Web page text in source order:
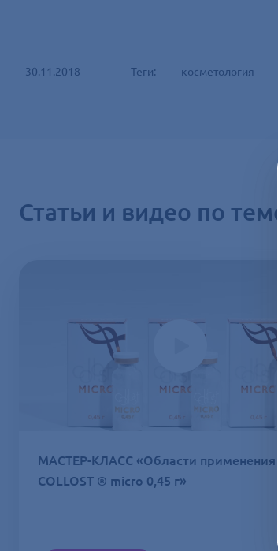
30.11.2018 Теги: косметология
Статьи и видео по теме
МАСТЕР-КЛАСС «Области применения
COLLOST ® micro 0,45 г»